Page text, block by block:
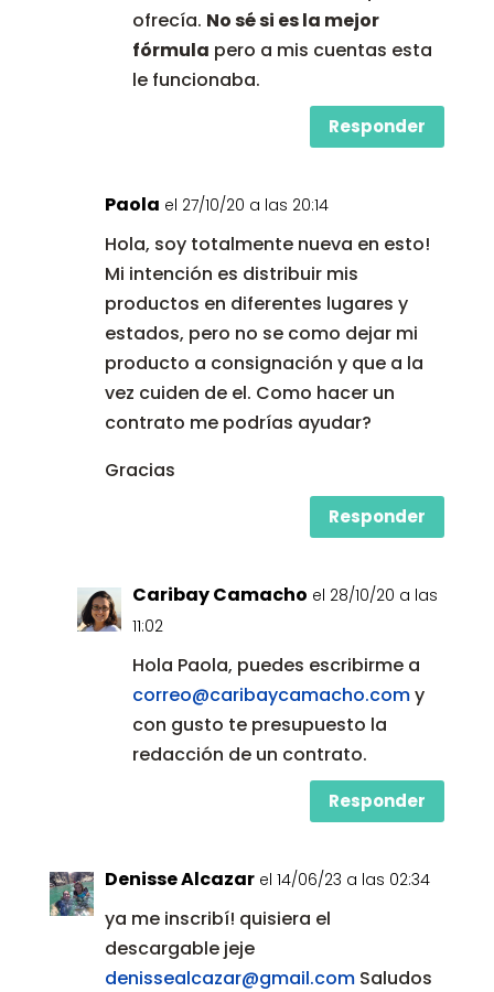
ofrecía. No sé si es la mejor
fórmula pero a mis cuentas esta
le funcionaba.
Responder
Paola el 27/10/20 a las 20:14
Hola, soy totalmente nueva en esto!
Mi intención es distribuir mis
productos en diferentes lugares y
estados, pero no se como dejar mi
producto a consignación y que a la
vez cuiden de el. Como hacer un
contrato me podrías ayudar?
Gracias
Responder
Caribay Camacho el 28/10/20 a las
11:02
Hola Paola, puedes escribirme a
correo@caribaycamacho.comy
con gusto te presupuesto la
redacción de un contrato.
Responder
Denisse Alcazar el 14/06/23 a las 02:34
ya me inscribí! quisiera el
descargable jeje
denissealcazar@gmail.comSaludos